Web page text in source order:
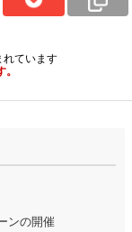
れています
ンの開催